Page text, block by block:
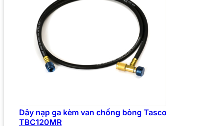
Dây nạp ga kèm van chống bỏng Tasco
TBC120MR